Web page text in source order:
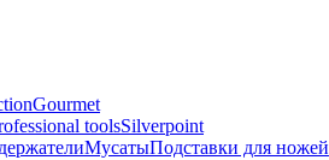
Gourmet
toolsSilverpoint
МусатыПодставки для ножей